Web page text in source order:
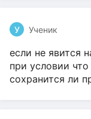
У Ученик
если не явится
при условии
сохранится ли